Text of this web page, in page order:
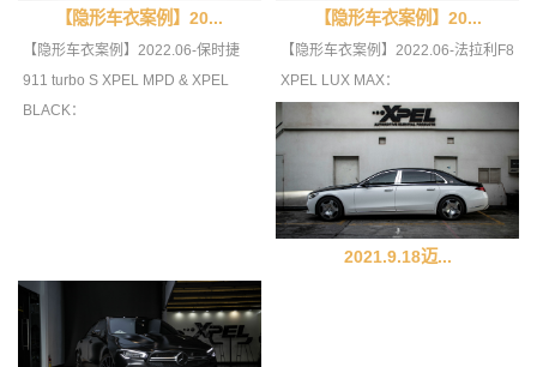
【隐形车衣案例】20...
【隐形车衣案例】2022.06-保时捷
911 turbo S XPEL MPD & XPEL
BLACK：
【隐形车衣案例】20...
【隐形车衣案例】2022.06-法拉利F8
XPEL LUX MAX：
2021.9.18迈...